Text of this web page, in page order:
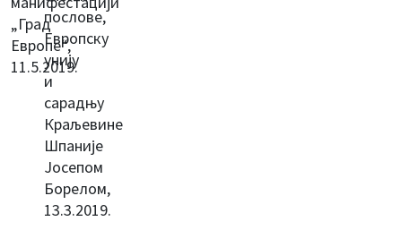
„Град
Европе“,
11.5.2019.
послове,
Европску
унију
и
сарадњу
Краљевине
Шпаније
Јосепом
Борелом,
13.3.2019.